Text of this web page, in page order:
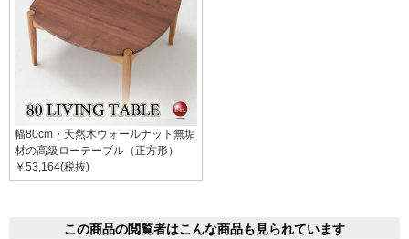
幅80cm・天然木ウォールナット無垢
材の高級ローテーブル（正方形）
￥53,164(税抜)
この商品の閲覧者はこんな商品も見られています